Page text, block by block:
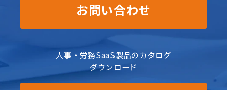
お問い合わせ
人事・労務SaaS製品のカタログ
ダウンロード